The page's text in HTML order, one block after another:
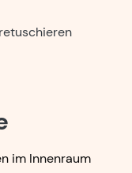
im Innenraum